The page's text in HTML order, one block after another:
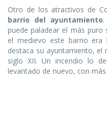
Otro de los atractivos de
barrio del ayuntamiento
puede paladear el más puro
el medievo este barrio
destaca su ayuntamiento, el
siglo XII. Un incendio lo
levantado de nuevo, con